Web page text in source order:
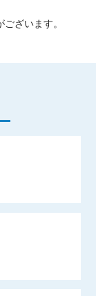
ざいます。